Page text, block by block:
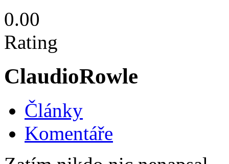
0.00
Rating
ClaudioRowle
Články
Komentáře